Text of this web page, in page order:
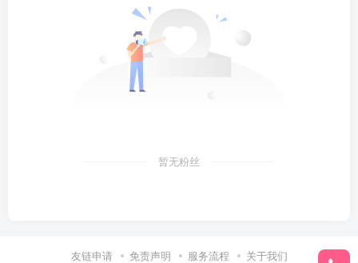
暂无粉丝
友链申请 免责声明 服务流程 关于我们